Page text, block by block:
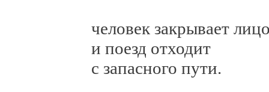
человек закрывает лицо
и поезд отходит
с запасного пути.